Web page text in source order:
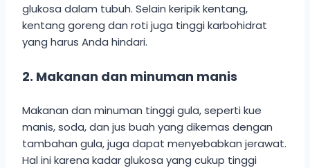
glukosa dalam tubuh. Selain keripik kentang,
kentang goreng dan roti juga tinggi karbohidrat
yang harus Anda hindari.
2. Makanan dan minuman manis
Makanan dan minuman tinggi gula, seperti kue
manis, soda, dan jus buah yang dikemas dengan
tambahan gula, juga dapat menyebabkan jerawat.
Hal ini karena kadar glukosa yang cukup tinggi